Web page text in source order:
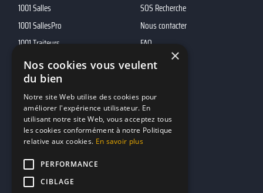
1001 Salles
1001 SallesPro
1001 Traiteurs
1001 DJ
10h01
MP2
SOS Recherche
Nous contacter
FAQ
Contacts
marketing@reserverunbar.be
11 rue Maurice Grandcoing
94200 Ivry-sur-Seine
×
Nos cookies vous veulent
du bien
Notre site Web utilise des cookies pour
améliorer l'expérience utilisateur. En
utilisant notre site Web, vous acceptez tous
les cookies conformément à notre Politique
relative aux cookies. En savoir plus
PERFORMANCE
CIBLAGE